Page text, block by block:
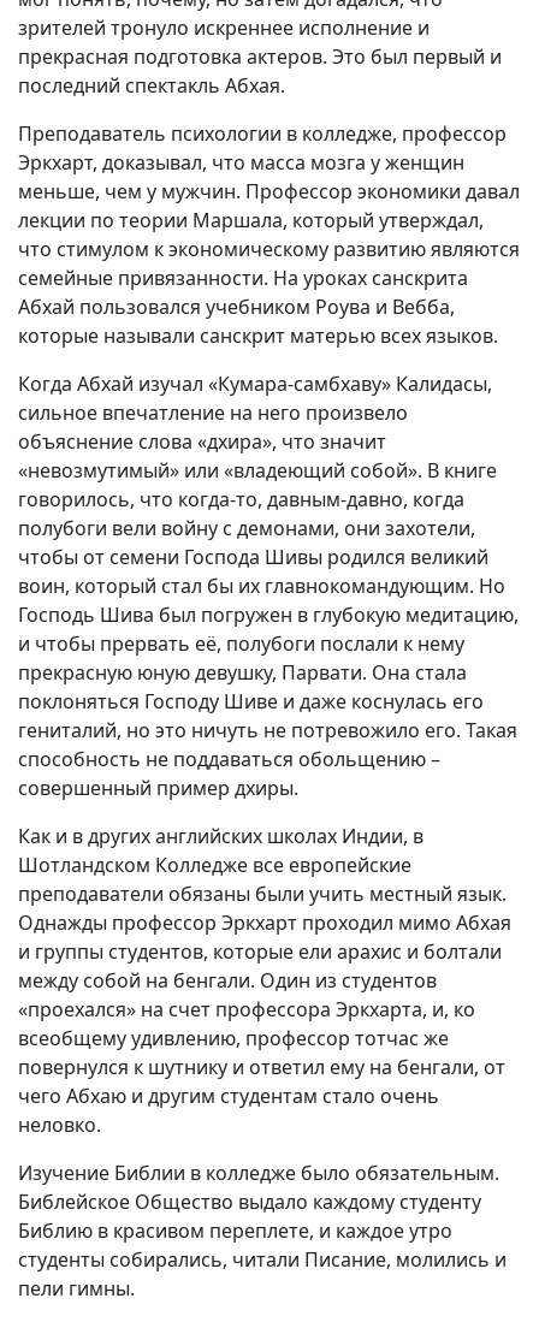
зрителей тронуло искреннее исполнение и
прекрасная подготовка актеров. Это был первый и
последний спектакль Абхая.
Преподаватель психологии в колледже, профессор
Эркхарт, доказывал, что масса мозга у женщин
меньше, чем у мужчин. Профессор экономики давал
лекции по теории Маршала, который утверждал,
что стимулом к экономическому развитию являются
семейные привязанности. На уроках санскрита
Абхай пользовался учебником Роува и Вебба,
которые называли санскрит матерью всех языков.
Когда Абхай изучал «Кумара-самбхаву» Калидасы,
сильное впечатление на него произвело
объяснение слова «дхира», что значит
«невозмутимый» или «владеющий собой». В книге
говорилось, что когда-то, давным-давно, когда
полубоги вели войну с демонами, они захотели,
чтобы от семени Господа Шивы родился великий
воин, который стал бы их главнокомандующим. Но
Господь Шива был погружен в глубокую медитацию,
и чтобы прервать её, полубоги послали к нему
прекрасную юную девушку, Парвати. Она стала
поклоняться Господу Шиве и даже коснулась его
гениталий, но это ничуть не потревожило его. Такая
способность не поддаваться обольщению –
совершенный пример дхиры.
Как и в других английских школах Индии, в
Шотландском Колледже все европейские
преподаватели обязаны были учить местный язык.
Однажды профессор Эркхарт проходил мимо Абхая
и группы студентов, которые ели арахис и болтали
между собой на бенгали. Один из студентов
«проехался» на счет профессора Эркхарта, и, ко
всеобщему удивлению, профессор тотчас же
повернулся к шутнику и ответил ему на бенгали, от
чего Абхаю и другим студентам стало очень
неловко.
Изучение Библии в колледже было обязательным.
Библейское Общество выдало каждому студенту
Библию в красивом переплете, и каждое утро
студенты собирались, читали Писание, молились и
пели гимны.